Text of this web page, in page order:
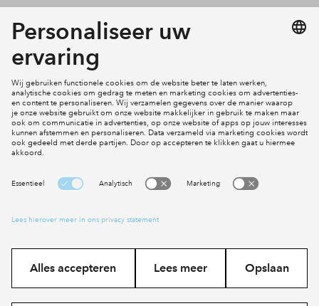
Projecten
Inloggen
Cookies
Privacy statement